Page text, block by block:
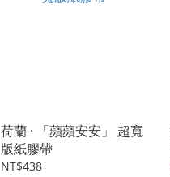
荷蘭 · 「蘋蘋安安」 超寬
版紙膠帶
NT$438